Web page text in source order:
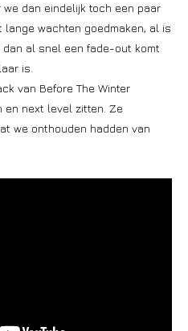
dan eindelijk toch een paar
wachten goedmaken, al is
al snel een fade-out komt
is.
van Before The Winter
en next level zitten. Ze
we onthouden hadden van